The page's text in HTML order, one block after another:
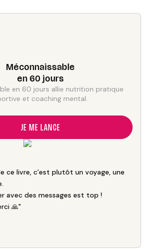
Méconnaissable
en 60 jours
en 60 jours allie nutrition pratique
et coaching mental.
JE ME LANCE
ce livre, c’est plutôt un voyage, une
avec des messages est top !
🙏"